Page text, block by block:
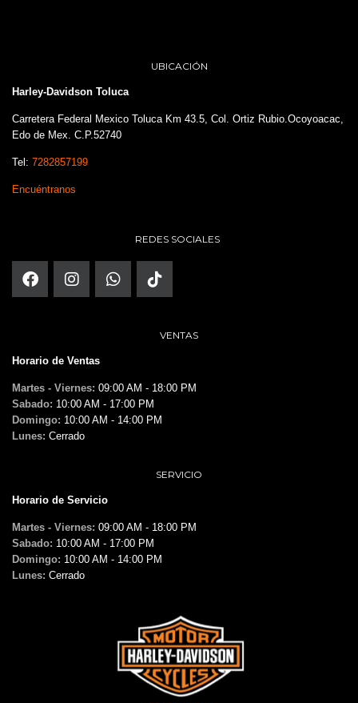
UBICACIÓN
Harley-Davidson Toluca
Carretera Federal Mexico Toluca Km 43.5, Col. Ortiz Rubio.Ocoyoacac,
Edo de Mex. C.P.52740
Tel: 7282857199
Encuéntranos
REDES SOCIALES
VENTAS
Horario de Ventas
Martes - Viernes: 09:00 AM - 18:00 PM
Sabado: 10:00 AM - 17:00 PM
Domingo: 10:00 AM - 14:00 PM
Lunes: Cerrado
SERVICIO
Horario de Servicio
Martes - Viernes: 09:00 AM - 18:00 PM
Sabado: 10:00 AM - 17:00 PM
Domingo: 10:00 AM - 14:00 PM
Lunes: Cerrado